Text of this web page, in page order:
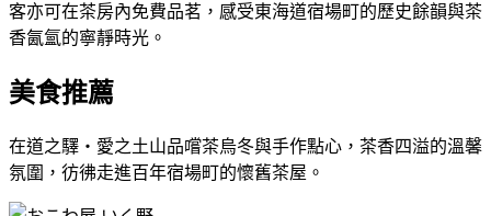
客亦可在茶房內免費品茗，感受東海道宿場町的歷史餘韻與茶
香氤氳的寧靜時光。
美食推薦
在道之驛・愛之土山品嚐茶烏冬與手作點心，茶香四溢的溫馨
氛圍，彷彿走進百年宿場町的懷舊茶屋。